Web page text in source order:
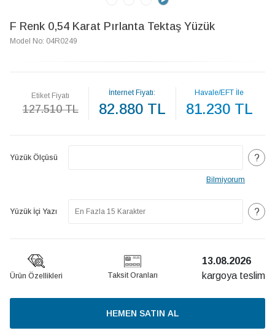
F Renk 0,54 Karat Pırlanta Tektaş Yüzük
Model No: 04R0249
Etiket Fiyatı
127.510 TL
İnternet Fiyatı:
82.880 TL
Havale/EFT İle
81.230 TL
Yüzük Ölçüsü ?
Bilmiyorum
Yüzük İçi Yazı ?
Ürün Özellikleri Taksit Oranları
13.08.2026
kargoya teslim
HEMEN SATIN AL